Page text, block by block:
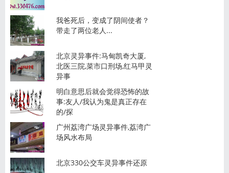
我爸死后，变成了阴间使者？
带走了两位老人...
北京灵异事件:马甸凯奇大厦,
北医三院,菜市口刑场,红马甲灵
异事
明白意思后就会觉得恐怖的故
事:友人/我认为鬼是真正存在
的/探
广州荔湾广场灵异事件,荔湾广
场风水布局
北京330公交车灵异事件还原